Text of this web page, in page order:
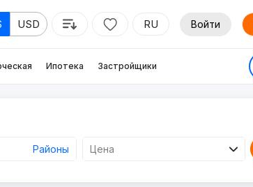
USD RU Войти
Ипотека Застройщики
Районы Цена